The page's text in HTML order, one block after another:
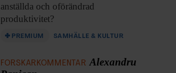
anställda och oförändrad
produktivitet?
PREMIUM SAMHÄLLE & KULTUR
FORSKARKOMMENTAR Alexandru